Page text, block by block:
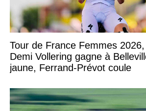
Tour de France Femmes
Demi Vollering gagne à
jaune, Ferrand-Prévot coule